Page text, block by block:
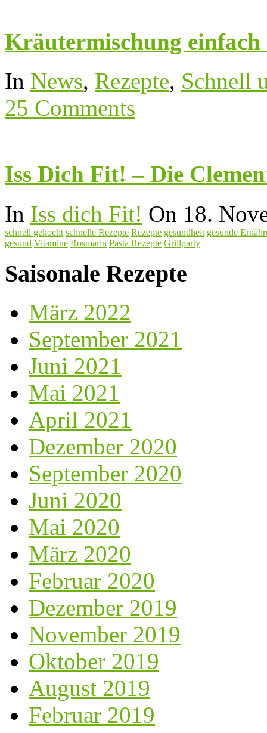
Kräutermischung einfach
In News, Rezepte, Schnell
25 Comments
Iss Dich Fit! – Die
In Iss dich Fit! On 18.
schnell gekocht schnelle Rezepte Rezepte gesundheit gesunde
gesund Vitamine Rosmarin Pasta Rezepte Grillparty
Saisonale Rezepte
März 2022
September 2021
Juni 2021
Mai 2021
April 2021
Dezember 2020
September 2020
Juni 2020
Mai 2020
März 2020
Februar 2020
Dezember 2019
November 2019
Oktober 2019
August 2019
Februar 2019